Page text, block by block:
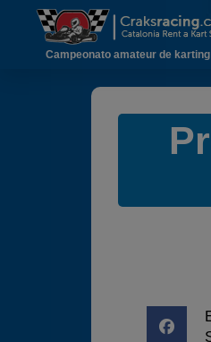
Campeonato amateur de karting